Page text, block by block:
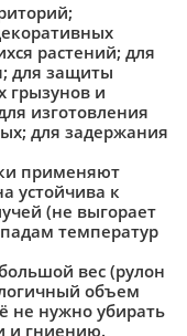
растений; для
для защиты
грызунов и
изготовления
для задержания
применяют
устойчива к
(не выгорает
температур
вес (рулон
объем
не нужно убирать
и гниению.